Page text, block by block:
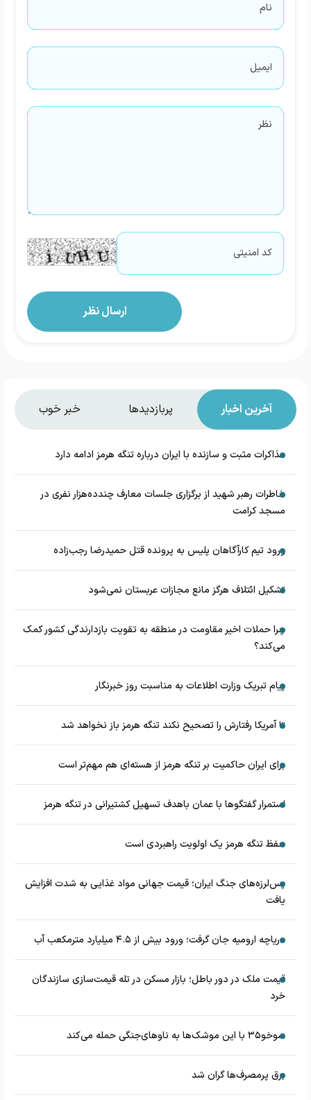
آخرین اخبار پربازدیدها خبر خوب
مذاکرات مثبت و سازنده با ایران درباره تنگه هرمز ادامه دارد
خاطرات رهبر شهید از برگزاری جلسات معارف چندده‌هزار نفری در
مسجد کرامت
ورود تیم کارآگاهان پلیس به پرونده قتل حمیدرضا رجب‌زاده
تشکیل ائتلاف هرگز مانع مجازات عربستان نمی‌شود
چرا حملات اخیر مقاومت در منطقه به تقویت بازدارندگی کشور کمک
می‌کند؟
پیام تبریک وزارت اطلاعات به مناسبت روز خبرنگار
تا آمریکا رفتارش را تصحیح نکند تنگه هرمز باز نخواهد شد
برای ایران حاکمیت بر تنگه هرمز از هسته‌ای هم مهم‌تر است
استمرار گفتگوها با عمان باهدف تسهیل کشتیرانی در تنگه هرمز
حفظ تنگه هرمز یک اولویت راهبردی است
پس‌لرزه‌های جنگ ایران؛ قیمت جهانی مواد غذایی به شدت افزایش
یافت
دریاچه ارومیه جان گرفت؛ ورود بیش از ۴.۵ میلیارد مترمکعب آب
قیمت ملک در دور باطل؛ بازار مسکن در تله قیمت‌سازی سازندگان
خرد
سوخو۳۵ با این موشک‌ها به ناوهای‌جنگی حمله می‌کند
برق پرمصرف‌ها گران شد